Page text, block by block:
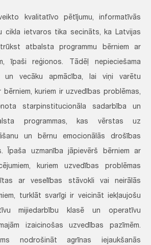
kvalitatīvo pētījumu, informatīvās
cikla ietvaros tika secināts, ka Latvijas
atbalsta programmu bērniem ar
īpaši reģionos. Tādēļ nepieciešama
un vecāku apmācība, lai viņi varētu
kuriem ir uzvedības problēmas,
starpinstitucionāla sadarbība un
programmas, kas vērstas uz
un bērnu emocionālās drošības
Īpaša uzmanība jāpievērš bērniem ar
kuriem uzvedības problēmas
ar veselības stāvokli vai neirālās
turklāt svarīgi ir veicināt iekļaujošu
mijiedarbību klasē un operatīvu
izaicinošas uzvedības pazīmēm.
nodrošināt agrīnas iejaukšanās